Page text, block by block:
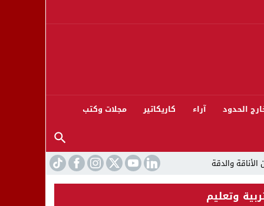
الحدود آراء كاريكاتير مجلات وكتب
وتعليم